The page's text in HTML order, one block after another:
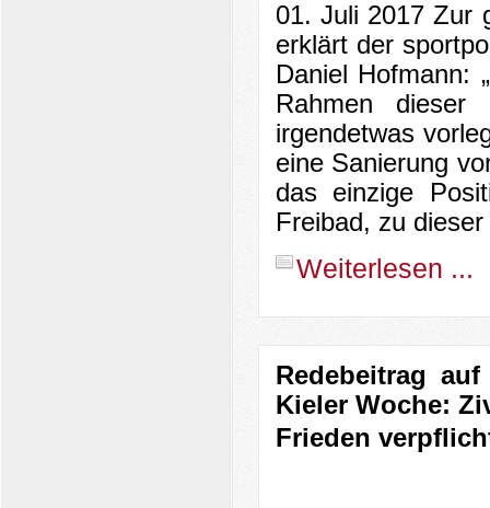
01. Juli 2017 Zur
erklärt der
Daniel Hofmann:
Rahmen dieser
irgendetwas
eine Sanierung
das einzige
Freibad, zu
Weiterlesen ...
Redebeitrag
Kieler Woche:
Frieden